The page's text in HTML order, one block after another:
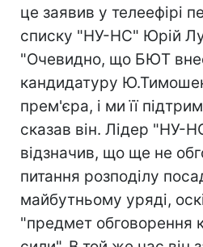
це заявив у телеефірі
списку "НУ-НС" Юрій
"Очевидно, що БЮТ
кандидатуру
прем'єра, і ми її
сказав він. Лідер "НУ-
відзначив, що ще не
питання розподілу
майбутньому уряді,
"предмет обговорення